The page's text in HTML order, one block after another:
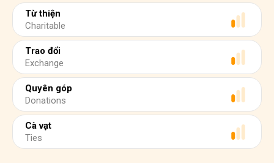
Từ thiện
Charitable
Trao đổi
Exchange
Quyên góp
Donations
Cà vạt
Ties